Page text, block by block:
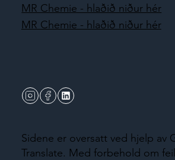
Sidene er oversatt ved hjelp av
Translate. Med forbehold om
MR Chemie - hlaðið niður hér
MR Chemie - hlaðið niður hér